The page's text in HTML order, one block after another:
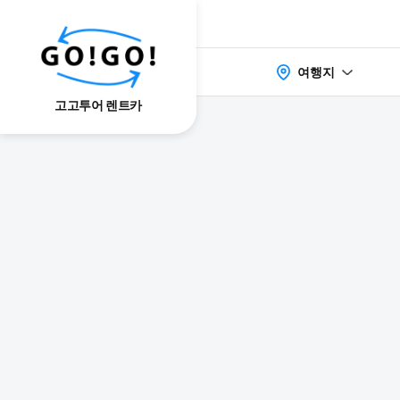
고고투어 렌트카
여행지